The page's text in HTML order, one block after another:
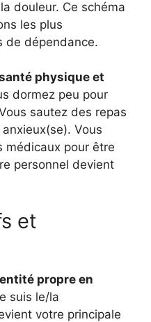
douleur. Ce schéma
les plus
de dépendance.
physique et
dormez peu pour
sautez des repas
Vous
médicaux pour être
personnel devient
et
propre en
suis le/la
votre principale